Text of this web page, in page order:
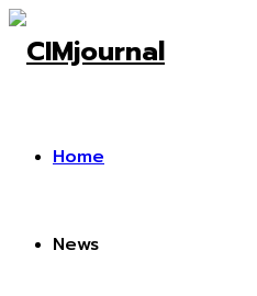
Home
News